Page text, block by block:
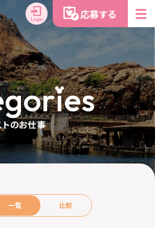
Login 応募する
gories
トのお仕事
一覧 比較